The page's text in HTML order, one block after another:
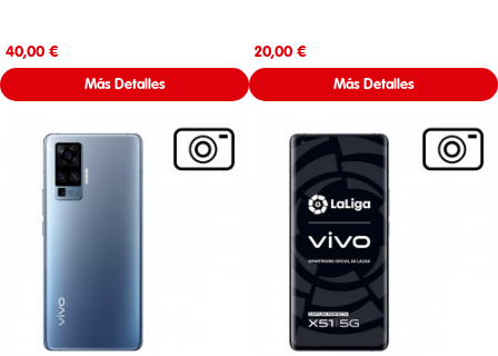
40,00 €
Más Detalles
20,00 €
Más Detalles